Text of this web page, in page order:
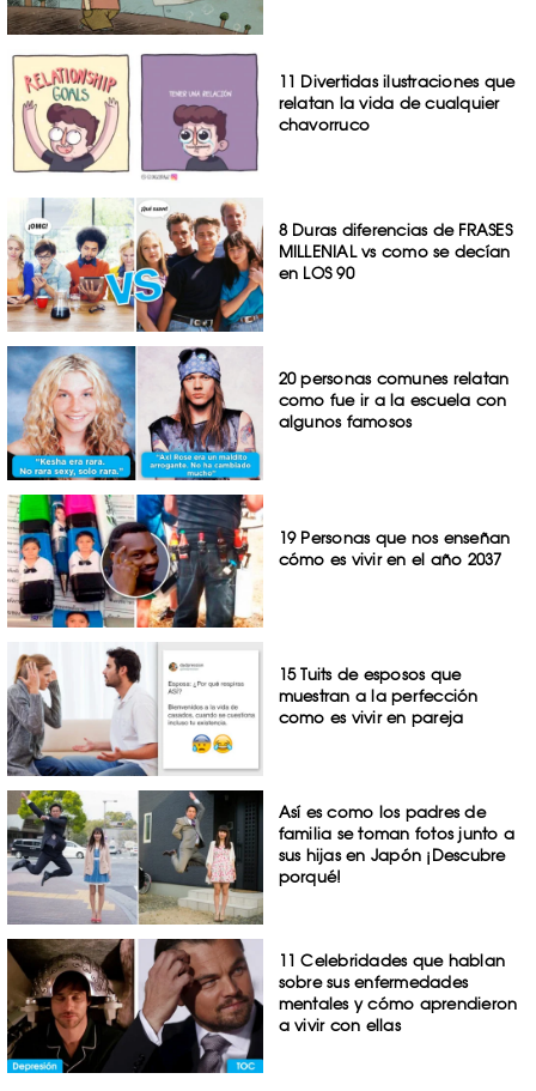
11 Divertidas ilustraciones que
relatan la vida de cualquier
chavorruco
8 Duras diferencias de FRASES
MILLENIAL vs como se decían
en LOS 90
20 personas comunes relatan
como fue ir a la escuela con
algunos famosos
19 Personas que nos enseñan
cómo es vivir en el año 2037
15 Tuits de esposos que
muestran a la perfección
como es vivir en pareja
Así es como los padres de
familia se toman fotos junto a
sus hijas en Japón ¡Descubre
porqué!
11 Celebridades que hablan
sobre sus enfermedades
mentales y cómo aprendieron
a vivir con ellas